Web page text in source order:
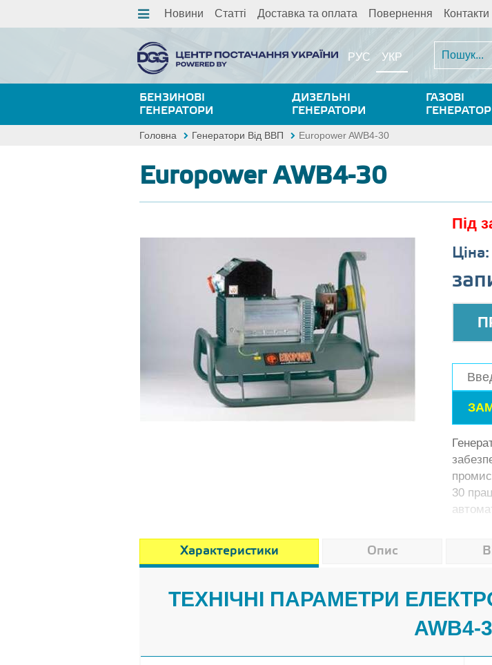
Новини Статті Доставка та оплата Повернення Контакти
РУС УКР
БЕНЗИНОВІ
ГЕНЕРАТОРИ
ДИЗЕЛЬНІ
ГЕНЕРАТОРИ
ГАЗОВІ
Головна Генератори Від ВВП Europower AWB4-30
Europower AWB4-30
Під
Ціна:
30
Характеристики Опис
ТЕХНІЧНІ ПАРАМЕТРИ
AWB4-